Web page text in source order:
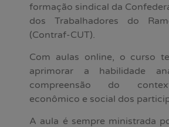
formação sindical da
dos Trabalhadores do
(Contraf-CUT).
Com aulas online, o curso
aprimorar a habilidade
compreensão do
econômico e social dos
A aula é sempre ministrada